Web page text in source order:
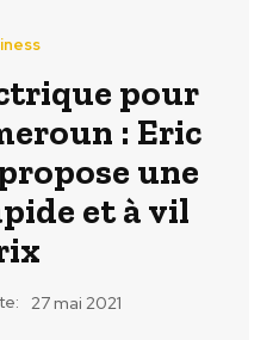
pour
: Eric
une
et à vil
27 mai 2021